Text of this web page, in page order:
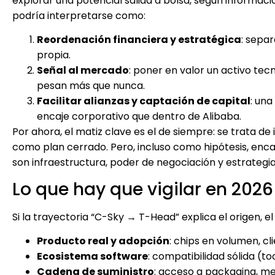
podría interpretarse como:
Reordenación financiera y estratégica:
propia.
Señal al mercado: poner en valor un activo
pesan más que nunca.
Facilitar alianzas y captación de capital:
encaje corporativo que dentro de Alibaba.
Por ahora, el matiz clave es el de siempre: se trata
como plan cerrado. Pero, incluso como hipótesis,
son infraestructura, poder de negociación y
Lo que hay que vigilar en
Si la trayectoria “C-Sky → T-Head” explica el origen,
Producto real y adopción: chips en volumen,
Ecosistema software: compatibilidad sólida
Cadena de suministro: acceso a packaging,